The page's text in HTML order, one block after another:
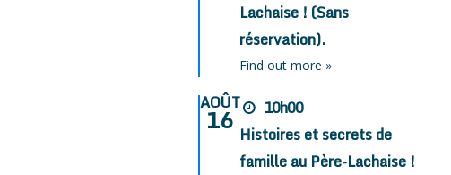
Lachaise ! (Sans
réservation).
Find out more »
AOÛT
16
10h00
Histoires et secrets de
famille au Père-Lachaise !